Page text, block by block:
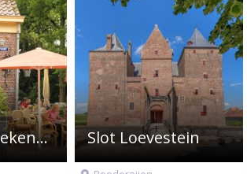
De Pannekoekenbakker Buren Slot Loevestein